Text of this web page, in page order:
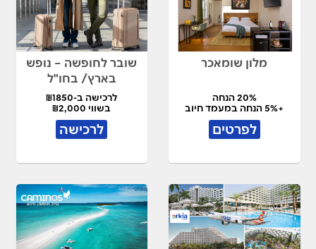
מלון שומאכר
20% הנחה
+5% הנחה במעמד חיוב
לפרטים
שובר לחופשה – נופש
בארץ/ בחו"ל
לרכישה ב-₪1850
בשווי ₪2,000
לרכישה